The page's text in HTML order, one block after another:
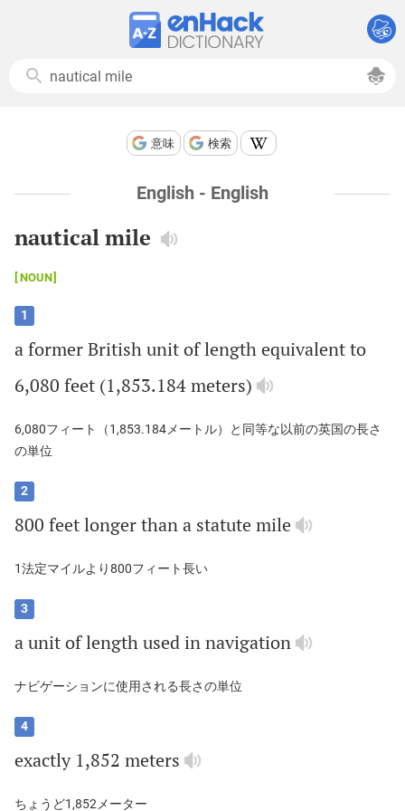
意味 検索
English - English
nautical mile
NOUN
1
aformerBritishunitoflengthequivalentto
6,080 feet (1,853.184meters)
6,080フィート（1,853.184メートル）と同等な以前の英国の長さ
の単位
2
800 feetlongerthana statute mile
1法定マイルより800フィート長い
3
aunitoflengthused innavigation
ナビゲーションに使用される長さの単位
4
exactly1,852 meters
ちょうど1,852メーター